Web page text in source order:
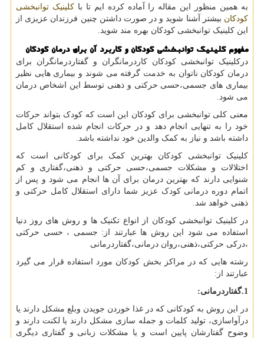
به همین منظور این مقاله را آماده کرده ایم تا باکلینیک توانبخشی
کودکان بیشتر آشنا شوید و در صورت داشتن چنین فرزندان عزیزی از
این کلینیک توانبخشی کودکان بهره مند شوید.
مفهوم کلینیک توانبخشی کودکان و کاربرد آن برای درمان کودکان
درکلینیک توانبخشی کودکان کاردرمانگران و گفتاردرمانگران برای
درمان کودکان ناتوان به خدمت گرفته می شوند و بیماری هایی نظیر
بیماری های جسمی،حسی حرکتی و ذهنی توسط این اشخاص درمان
می شود.
معنی کلی توانبخشی برای کودکان این است که کودک بتواند حرکات
خود را به تنهایی انجام دهد و در حرکات انجام شده استقلال کامل
داشته باشد و نیاز به کمک والدین خود نداشته باشد.
کلینیک توانبخشی کودکان بهترین کمک برای کودکانی است که
اختلالات و مشکلات جسمی،حسی حرکتی و ذهنی،گفتاری و کم
شنوایی دارند که بهترین درمان برای آن ها انجام می شود و پس از
اتمام دوره درمانی کودک عزیز شما دارای استقلال کامل حرکتی و
ذهنی خواهد شد.
در کلینیک توانبخشی کودکان از انواع تکنیک ها و روش های روز دنیا
استفاده می شود این روش ها عبارتند از: جسمی ، حسی حرکتی
،درکی حرکتی،ذهنی،روان درمانی،گفتاردرمانی
رشته هایی که در مراکز بخش کودکان مورد استفاده قرار می گیرد
عبارتند از:
1.گفتاردرمانی:
در این روش به کودکانی که در غذا خوردن جویدن وبلع مشکل دارند یا
درآواسازی، تولید کلمات و جمله سازی مشکل دارند یا لکنت دارند و
وضوح گفتارشان پایین است و یا مشکلات زبانی و گفتاری دیگری